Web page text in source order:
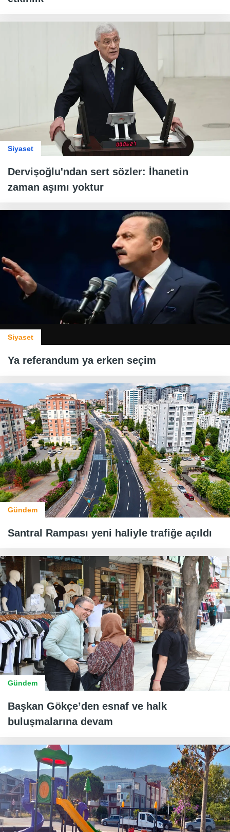
Siyaset
Dervişoğlu'ndan sert sözler: İhanetin
zaman aşımı yoktur
Siyaset
Ya referandum ya erken seçim
Gündem
Santral Rampası yeni haliyle trafiğe açıldı
Gündem
Başkan Gökçe’den esnaf ve halk
buluşmalarına devam